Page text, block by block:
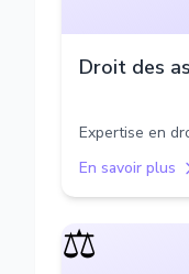
Droit des
Expertise en
En savoir plus
⚖️